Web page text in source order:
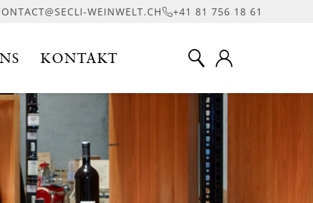
WEINWELT.CH +41 81 756 18 61
KONTAKT